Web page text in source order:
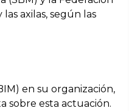
axilas, según las
en su organización,
sobre esta actuación.